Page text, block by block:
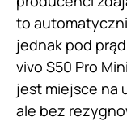
to
jednak pod
vivo S50 Pro
jest miejsce na
ale bez